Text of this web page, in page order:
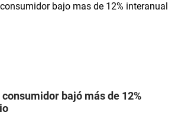
bajó más de 12%